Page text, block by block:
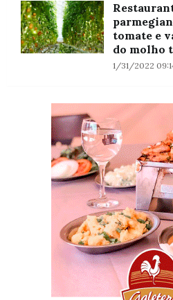
tomate e
do molho
1/31/2022